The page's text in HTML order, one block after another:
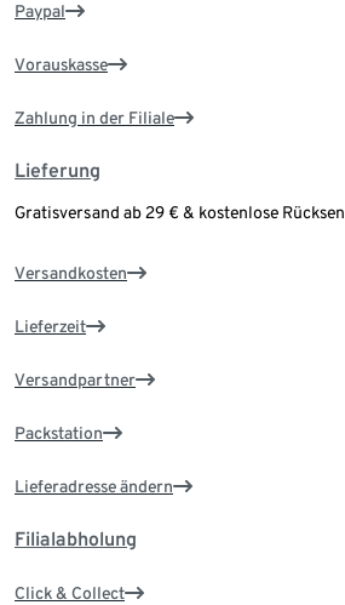
Paypal
Vorauskasse
Zahlung in der Filiale
Lieferung
Gratisversand ab 29 € & kostenlose
Versandkosten
Lieferzeit
Versandpartner
Packstation
Lieferadresse ändern
Filialabholung
Click & Collect